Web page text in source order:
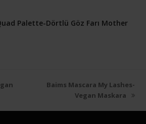
Palette-Dörtlü Göz Farı Mother
next
Baims Mascara My Lashes-
Vegan Maskara